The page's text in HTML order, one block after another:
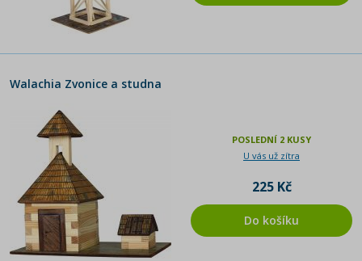
Walachia Zvonice a studna
POSLEDNÍ 2 KUSY
U vás už zítra
225 Kč
Do košíku